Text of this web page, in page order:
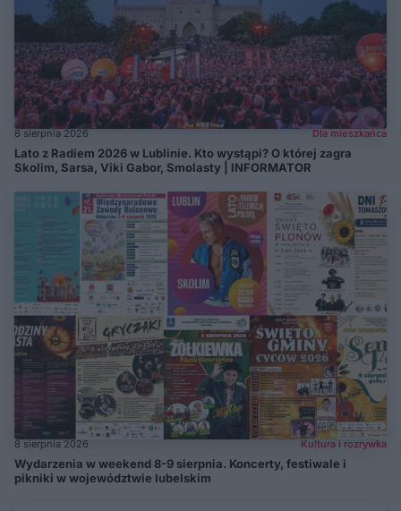
8 sierpnia 2026 Dla mieszkańca
Lato z Radiem 2026 w Lublinie. Kto wystąpi? O której zagra
Skolim, Sarsa, Viki Gabor, Smolasty | INFORMATOR
8 sierpnia 2026 Kultura i rozrywka
Wydarzenia w weekend 8-9 sierpnia. Koncerty, festiwale i
pikniki w województwie lubelskim